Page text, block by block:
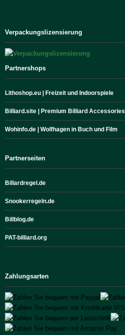
Verpackungslizensierung
Partnershops
Lithoshop.eu | Freizeit und Indoorspiele
Billiard.site | Premium Billiard Accessories
Wohinfo.de | Wolfhagen in Buch und Film
Partnerseiten
Billardregel.de
Snookerregeln.de
Billblog.de
PAT-billiard.org
Zahlungsarten